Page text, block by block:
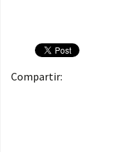
Compartir: